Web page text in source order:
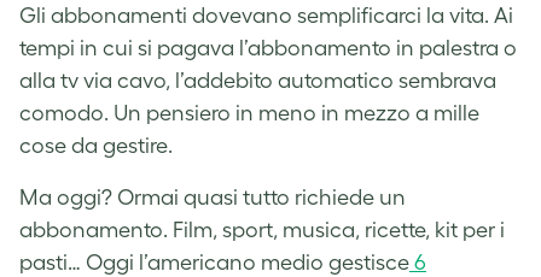
Gli abbonamenti dovevano semplificarci la vita. Ai
tempi in cui si pagava l’abbonamento in palestra o
alla tv via cavo, l’addebito automatico sembrava
comodo. Un pensiero in meno in mezzo a mille
cose da gestire.
Ma oggi? Ormai quasi tutto richiede un
abbonamento. Film, sport, musica, ricette, kit per i
pasti… Oggi l’americano medio gestisce 6